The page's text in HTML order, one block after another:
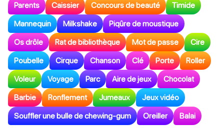
Parents Caissier Concours de beauté Timide
Mannequin Milkshake Piqûre de moustique
Os drôle Rat de bibliothèque Mot de passe Cire
Poubelle Cirque Chanson Clé Porte Roller
Voleur Voyage Parc Aire de jeux Chocolat
Barbie Ronflement Jumeaux Jeux vidéo
Souffler une bulle de chewing-gum Oreiller Balai